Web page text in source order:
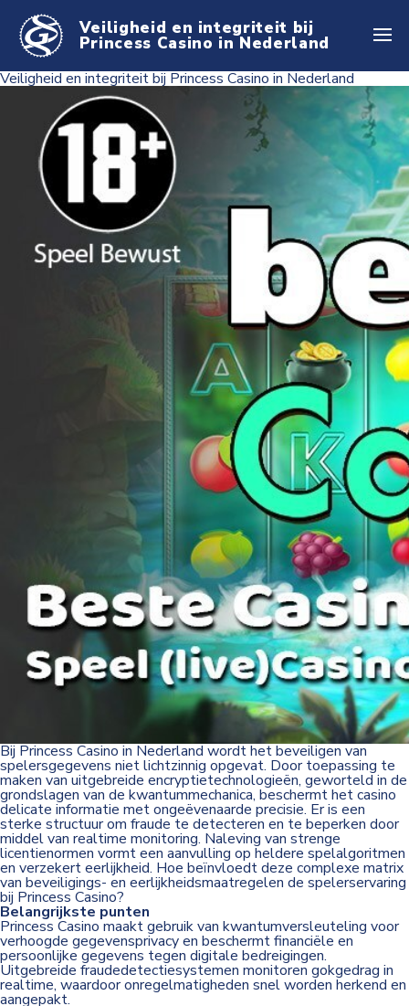
Veiligheid en integriteit bij
Princess Casino in Nederland
Veiligheid en integriteit bij Princess Casino in Nederland
Bij Princess Casino in Nederland wordt het beveiligen van
spelersgegevens niet lichtzinnig opgevat. Door toepassing te
maken van uitgebreide encryptietechnologieën, geworteld in de
grondslagen van de kwantummechanica, beschermt het casino
delicate informatie met ongeëvenaarde precisie. Er is een
sterke structuur om fraude te detecteren en te beperken door
middel van realtime monitoring. Naleving van strenge
licentienormen vormt een aanvulling op heldere spelalgoritmen
en verzekert eerlijkheid. Hoe beïnvloedt deze complexe matrix
van beveiligings- en eerlijkheidsmaatregelen de spelerservaring
bij Princess Casino?
Belangrijkste punten
Princess Casino maakt gebruik van kwantumversleuteling voor
verhoogde gegevensprivacy en beschermt financiële en
persoonlijke gegevens tegen digitale bedreigingen.
Uitgebreide fraudedetectiesystemen monitoren gokgedrag in
realtime, waardoor onregelmatigheden snel worden herkend en
aangepakt.